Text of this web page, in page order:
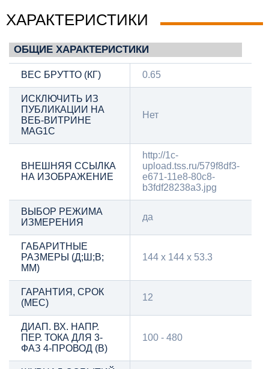
ХАРАКТЕРИСТИКИ
ОБЩИЕ ХАРАКТЕРИСТИКИ
ВЕС БРУТТО (КГ) 0.65
ИСКЛЮЧИТЬ ИЗ
ПУБЛИКАЦИИ НА
ВЕБ-ВИТРИНЕ
MAG1C
Нет
ВНЕШНЯЯ ССЫЛКА
НА ИЗОБРАЖЕНИЕ
http://1c-
upload.tss.ru/579f8df3-
e671-11e8-80c8-
b3fdf28238a3.jpg
ВЫБОР РЕЖИМА
ИЗМЕРЕНИЯ
да
ГАБАРИТНЫЕ
РАЗМЕРЫ (Д;Ш;В;
ММ)
144 х 144 х 53.3
ГАРАНТИЯ, СРОК
(МЕС)
12
ДИАП. ВХ. НАПР.
ПЕР. ТОКА ДЛЯ 3-
ФАЗ 4-ПРОВОД (В)
100 - 480